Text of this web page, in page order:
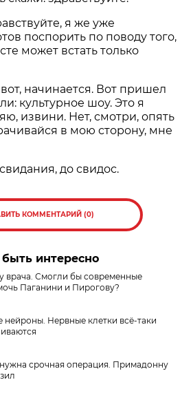
я же уже
поспорить по поводу того,
может встать только
вот, начинается. Вот пришел
культурное шоу. Это я
извини. Нет, смотри, опять
в мою сторону, мне
до свидос.
КОММЕНТАРИЙ (0)
интересно
врача. Смогли бы современные
Паганини и Пирогову?
нейроны. Нервные клетки всё-таки
срочная операция. Примадонну